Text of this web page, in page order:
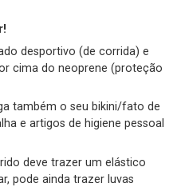
desportivo (de corrida) e
cima do neoprene (proteção
também o seu bikini/fato de
e artigos de higiene pessoal
deve trazer um elástico
pode ainda trazer luvas